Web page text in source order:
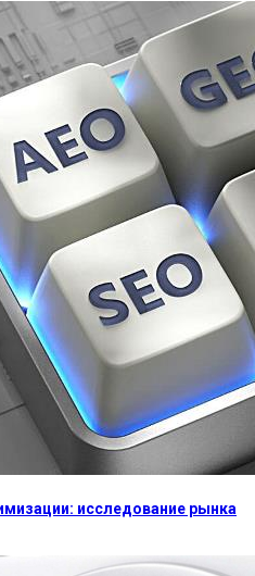
исследование рынка